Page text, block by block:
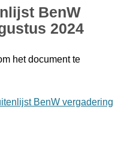
BenW
2024
het document te
BenW vergadering